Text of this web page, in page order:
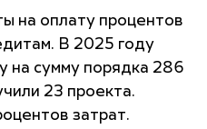
на оплату процентов
В 2025 году
на сумму порядка 286
23 проекта.
затрат.